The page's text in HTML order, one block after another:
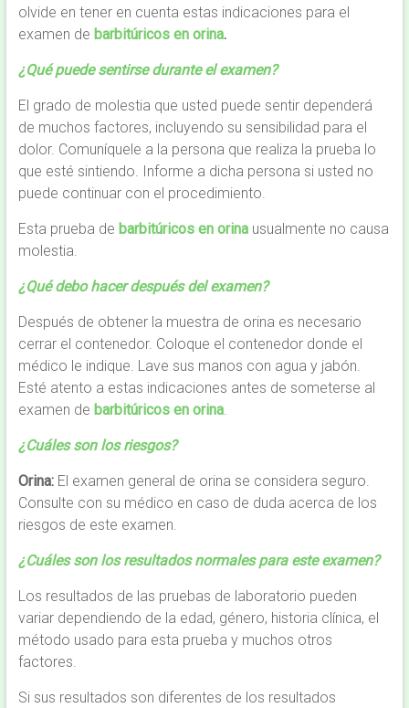
olvide en tener en cuenta estas indicaciones para el
examen de barbitúricos en orina.
¿Qué puede sentirse durante el examen?
El grado de molestia que usted puede sentir dependerá
de muchos factores, incluyendo su sensibilidad para el
dolor. Comuníquele a la persona que realiza la prueba lo
que esté sintiendo. Informe a dicha persona si usted no
puede continuar con el procedimiento.
Esta prueba de barbitúricos en orinausualmente no causa
molestia.
¿Qué debo hacer después del examen?
Después de obtener la muestra de orina es necesario
cerrar el contenedor. Coloque el contenedor donde el
médico le indique. Lave sus manos con agua y jabón.
Esté atento a estas indicaciones antes de someterse al
examen de barbitúricos en orina.
¿Cuáles son los riesgos?
Orina: El examen general de orina se considera seguro.
Consulte con su médico en caso de duda acerca de los
riesgos de este examen.
¿Cuáles son los resultados normales para este examen?
Los resultados de las pruebas de laboratorio pueden
variar dependiendo de la edad, género, historia clínica, el
método usado para esta prueba y muchos otros
factores.
Si sus resultados son diferentes de los resultados